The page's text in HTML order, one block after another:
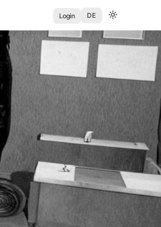
User
account
menu
Login DE